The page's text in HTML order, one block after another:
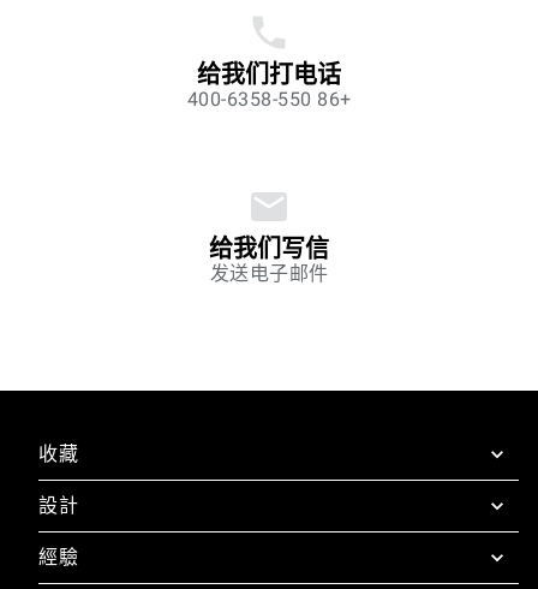
给我们打电话
+86 400-6358-550
给我们写信
发送电子邮件
收藏
SuperOven超级蒸烤箱
配件
設計
Design Concierge
經驗